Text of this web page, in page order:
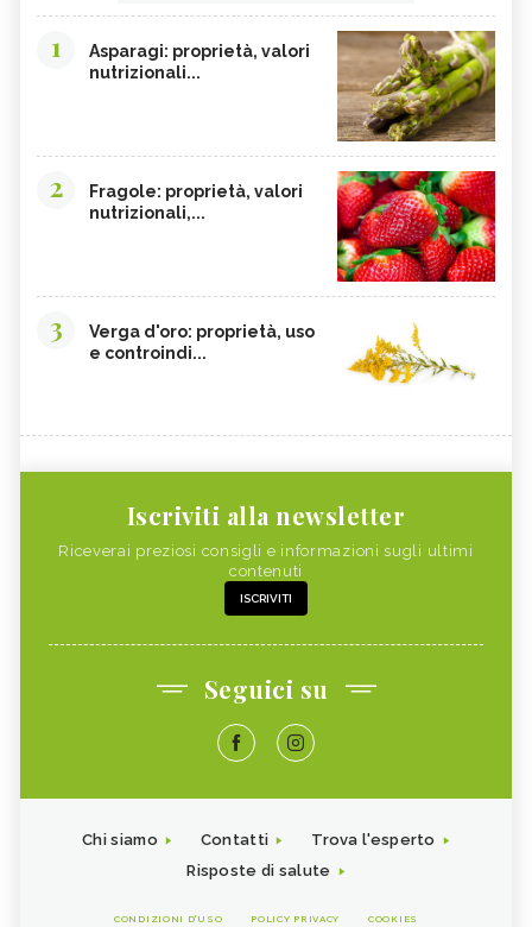
1
Asparagi: proprietà, valori
nutrizionali...
2
Fragole: proprietà, valori
nutrizionali,...
3
Verga d'oro: proprietà, uso
e controindi...
Iscriviti alla newsletter
Riceverai preziosi consigli e informazioni sugli ultimi
contenuti
ISCRIVITI
Seguici su
Chi siamo Contatti
Trova l'esperto
Risposte di salute
CONDIZIONI D'USO POLICY PRIVACY COOKIES